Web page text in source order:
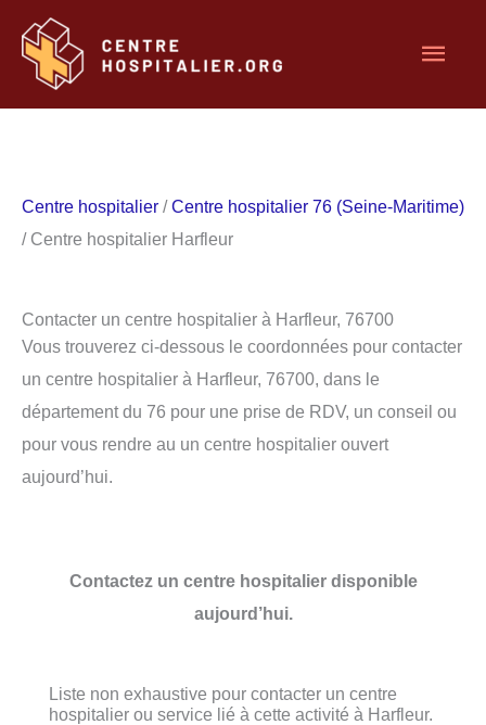
contenu
Centre hospitalier /Centre hospitalier 76 (Seine-Maritime)
/ Centre hospitalier Harfleur
Contacter un centre hospitalier à Harfleur, 76700
Vous trouverez ci-dessous le coordonnées pour contacter
un centre hospitalier à Harfleur, 76700, dans le
département du 76 pour une prise de RDV, un conseil ou
pour vous rendre au un centre hospitalier ouvert
aujourd’hui.
Contactez un centre hospitalier disponible
aujourd’hui.
Liste non exhaustive pour contacter un centre
hospitalier ou service lié à cette activité à Harfleur.